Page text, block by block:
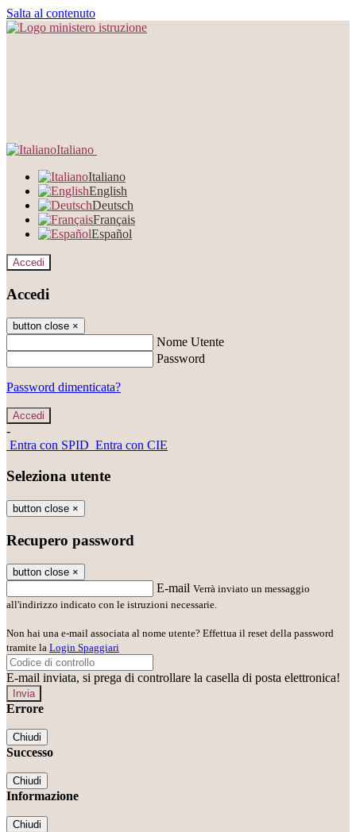
Salta al contenuto
Italiano
Italiano
English
Deutsch
Français
Español
Accedi
Accedi
button close ×
Nome Utente
Password
Password dimenticata?
-
Entra con SPID Entra con CIE
Seleziona utente
button close ×
Recupero password
button close ×
E-mail Verrà inviato un messaggio
all'indirizzo indicato con le istruzioni necessarie.
Non hai una e-mail associata al nome utente? Effettua il reset della password
tramite la Login Spaggiari
E-mail inviata, si prega di controllare la casella di posta elettronica!
Errore
Chiudi
Successo
Chiudi
Informazione
Chiudi